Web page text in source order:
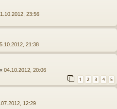
23:56
21:38
« 04.10.2012, 20:06
1 2 3 4 5
12:29